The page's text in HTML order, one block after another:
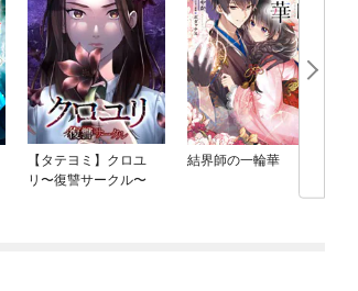
【タテヨミ】クロユ
リ〜復讐サークル〜
結界師の一輪華